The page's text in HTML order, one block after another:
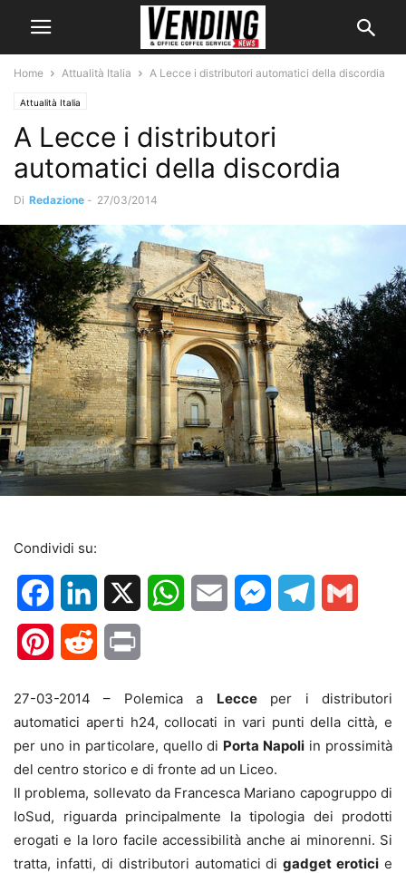
Home Attualità Italia A Lecce i distributori automatici della discordia
Attualità Italia
A Lecce i distributori
automatici della discordia
Di Redazione - 27/03/2014
Condividi su:
FacebookLinkedIn WhatsApp
Email MessengerTelegram
PinterestReddit
27-03-2014 – Polemica a Lecceper i distributori
automatici aperti h24, collocati in vari punti della città, e
per uno in particolare, quello di Porta Napoli in prossimità
del centro storico e di fronte ad un Liceo.
Il problema, sollevato da Francesca Mariano capogruppo di
IoSud, riguarda principalmente la tipologia dei prodotti
erogati e la loro facile accessibilità anche ai minorenni. Si
tratta, infatti, di distributori automatici digadget erotici e